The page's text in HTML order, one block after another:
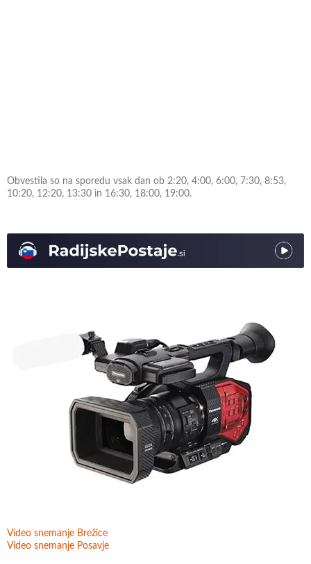
Obvestila so na sporedu vsak dan ob 2:20, 4:00, 6:00, 7:30, 8:53,
10:20, 12:20, 13:30 in 16:30, 18:00, 19:00.
Video snemanje Brežice
Video snemanje Posavje